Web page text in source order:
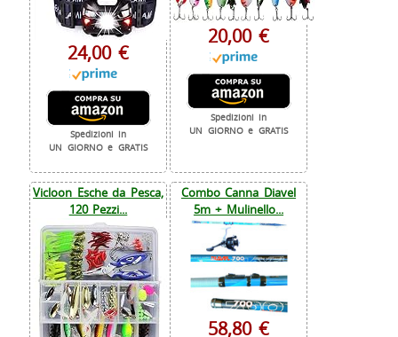
24,00 €
Spedizioni in
UN GIORNO e GRATIS
20,00 €
Spedizioni in
UN GIORNO e GRATIS
Vicloon Esche da Pesca,
120 Pezzi...
Combo Canna Diavel
5m + Mulinello...
58,80 €